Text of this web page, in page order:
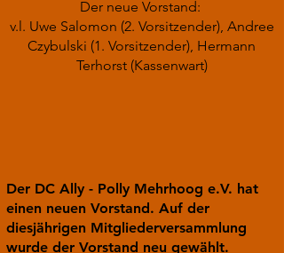
Der neue Vorstand:
v.l. Uwe Salomon (2. Vorsitzender), Andree
Czybulski (1. Vorsitzender), Hermann
Terhorst (Kassenwart)
Der DC Ally - Polly Mehrhoog e.V. hat
einen neuen Vorstand. Auf der
diesjährigen Mitgliederversammlung
wurde der Vorstand neu gewählt.